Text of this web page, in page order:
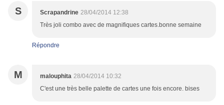
S Scrapandrine 28/04/2014 12:38
Très joli combo avec de magnifiques cartes.bonne semaine
Répondre
M malouphita 28/04/2014 10:32
C'est une très belle palette de cartes une fois encore. bises